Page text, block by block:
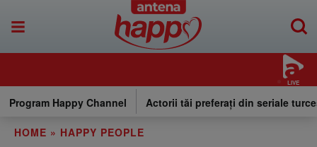
LIVE
Program Happy Channel Actorii tăi preferați din seriale
HOME » HAPPY PEOPLE